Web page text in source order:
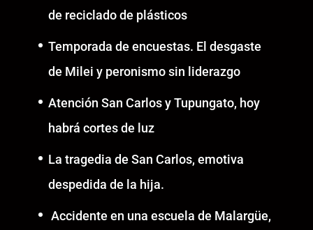
de reciclado de plásticos
Temporada de encuestas. El desgaste
de Milei y peronismo sin liderazgo
Atención San Carlos y Tupungato, hoy
habrá cortes de luz
La tragedia de San Carlos, emotiva
despedida de la hija.
Accidente en una escuela de Malargüe,